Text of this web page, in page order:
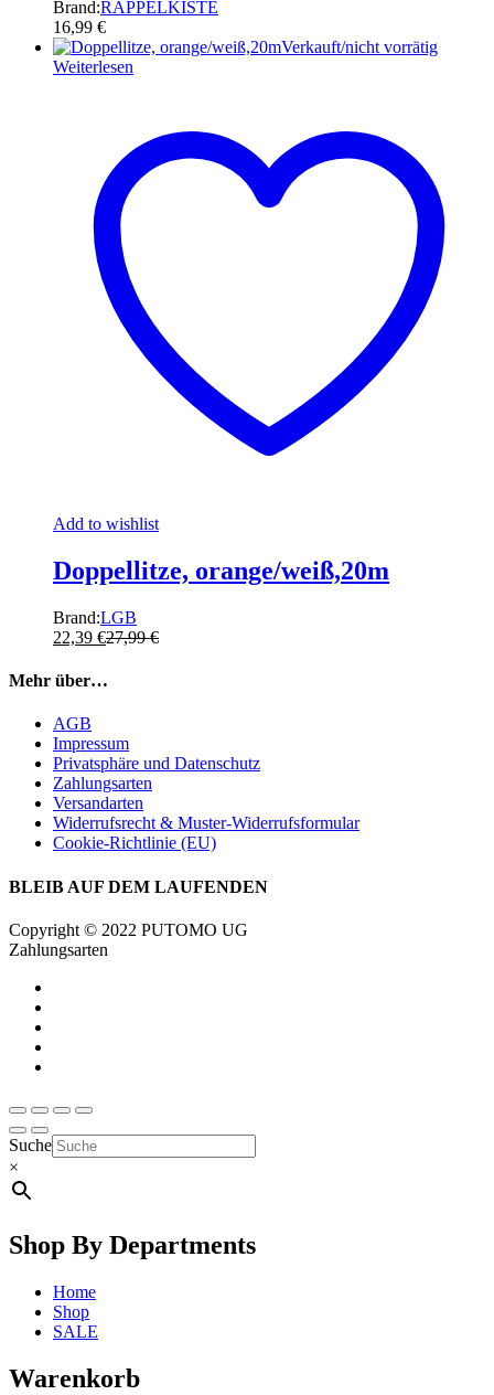
Brand:RAPPELKISTE
16,99 €
Verkauft/nicht vorrätig
Weiterlesen
Add to wishlist
Doppellitze, orange/weiß,20m
Brand:LGB
22,39 €27,99€
Mehr über…
AGB
Impressum
Privatsphäre und Datenschutz
Zahlungsarten
Versandarten
Widerrufsrecht & Muster-Widerrufsformular
Cookie-Richtlinie (EU)
BLEIB AUF DEM LAUFENDEN
Copyright © 2022 PUTOMO UG
Zahlungsarten
Suche
×
Shop By Departments
Home
Shop
SALE
Warenkorb